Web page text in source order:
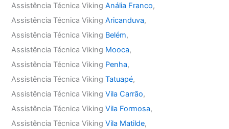
Assistência Técnica VikingAnália Franco,
Assistência Técnica VikingAricanduva,
Assistência Técnica Viking Belém,
Assistência Técnica Viking Mooca,
Assistência Técnica Viking Penha,
Assistência Técnica VikingTatuapé,
Assistência Técnica VikingVila Carrão,
Assistência Técnica VikingVila Formosa,
Assistência Técnica VikingVila Matilde,